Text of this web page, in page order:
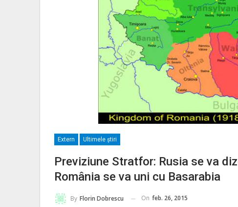
Extern Ultimele ştiri
Previziune Stratfor: Rusia se va
România se va uni cu Basarabia
By Florin Dobrescu On feb. 26, 2015